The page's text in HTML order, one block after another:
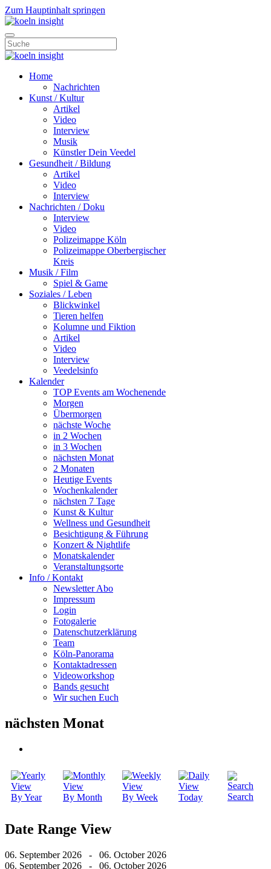
Zum Hauptinhalt springen
Home
Nachrichten
Kunst / Kultur
Artikel
Video
Interview
Musik
Künstler Dein Veedel
Gesundheit / Bildung
Artikel
Video
Interview
Nachrichten / Doku
Interview
Video
Polizeimappe Köln
Polizeimappe Oberbergischer
Kreis
Musik / Film
Spiel & Game
Soziales / Leben
Blickwinkel
Tieren helfen
Kolumne und Fiktion
Artikel
Video
Interview
Veedelsinfo
Kalender
TOP Events am Wochenende
Morgen
Übermorgen
nächste Woche
in 2 Wochen
in 3 Wochen
nächsten Monat
2 Monaten
Heutige Events
Wochenkalender
nächsten 7 Tage
Kunst & Kultur
Wellness und Gesundheit
Besichtigung & Führung
Konzert & Nightlife
Monatskalender
Veranstaltungsorte
Info / Kontakt
Newsletter Abo
Impressum
Login
Fotogalerie
Datenschutzerklärung
Team
Köln-Panorama
Kontaktadressen
Videoworkshop
Bands gesucht
Wir suchen Euch
nächsten Monat
By Year By Month By Week Today Search
Date Range View
06. September 2026 - 06. October 2026
06. September 2026 - 06. October 2026